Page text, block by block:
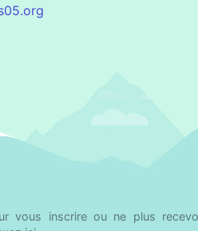
vous inscrire ou ne plus